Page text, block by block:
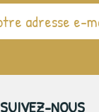
SUIVEZ-NOUS